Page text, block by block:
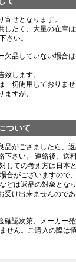
せとなります。
したく、大量の在庫
さい。
品していない場合は
します。
切使用しておりませ
すが、
ついて
品がござましたら、
下さい。 連絡後、送
しての考え方は日本
合がございますので
どは返品の対象とな
受け出来ませんので
確認次第、メーカー
せん。ご購入の際は